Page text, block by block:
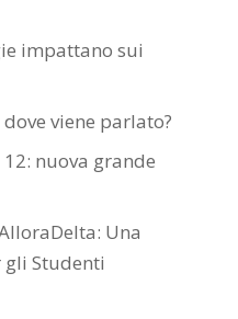
impattano sui
viene parlato?
nuova grande
Una
Studenti